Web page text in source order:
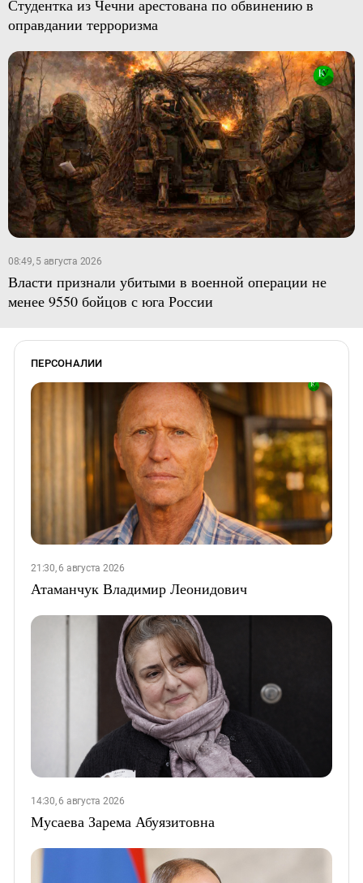
Студентка из Чечни арестована по обвинению в
оправдании терроризма
08:49, 5 августа 2026
Власти признали убитыми в военной операции не
менее 9550 бойцов с юга России
ПЕРСОНАЛИИ
21:30, 6 августа 2026
Атаманчук Владимир Леонидович
14:30, 6 августа 2026
Мусаева Зарема Абуязитовна